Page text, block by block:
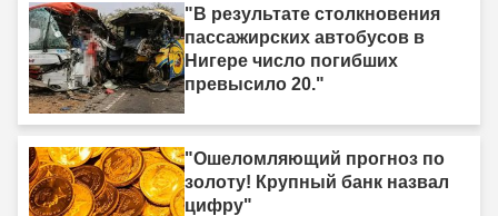
"В результате столкновения
пассажирских автобусов в
Нигере число погибших
превысило 20."
"Ошеломляющий прогноз по
золоту! Крупный банк назвал
цифру"